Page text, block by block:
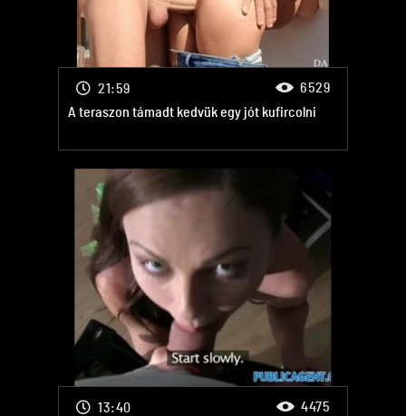
A teraszon támadt kedvük egy jót kufircolni
21:59 6529
13:40 4475